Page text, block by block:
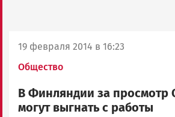
19 февраля 2014 в 16:23
Общество
В Финляндии за просмотр
могут выгнать с работы